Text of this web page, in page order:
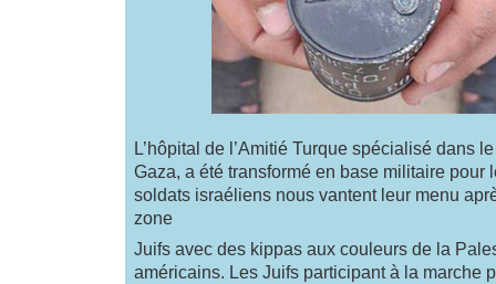
L’hôpital de l’Amitié Turque spécialisé dans
Gaza, a été transformé en base militaire pour
soldats israéliens nous vantent leur menu
zone
Juifs avec des kippas aux couleurs de la
américains. Les Juifs participant à la marche